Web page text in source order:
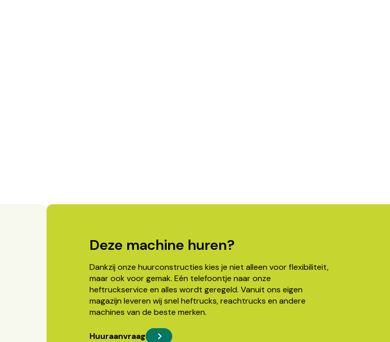
Deze machine huren?
Dankzij onze huurconstructies kies je niet alleen voor flexibiliteit,
maar ook voor gemak. Eén telefoontje naar onze
heftruckservice en alles wordt geregeld. Vanuit ons eigen
magazijn leveren wij snel heftrucks, reachtrucks en andere
machines van de beste merken.
Huuraanvraag